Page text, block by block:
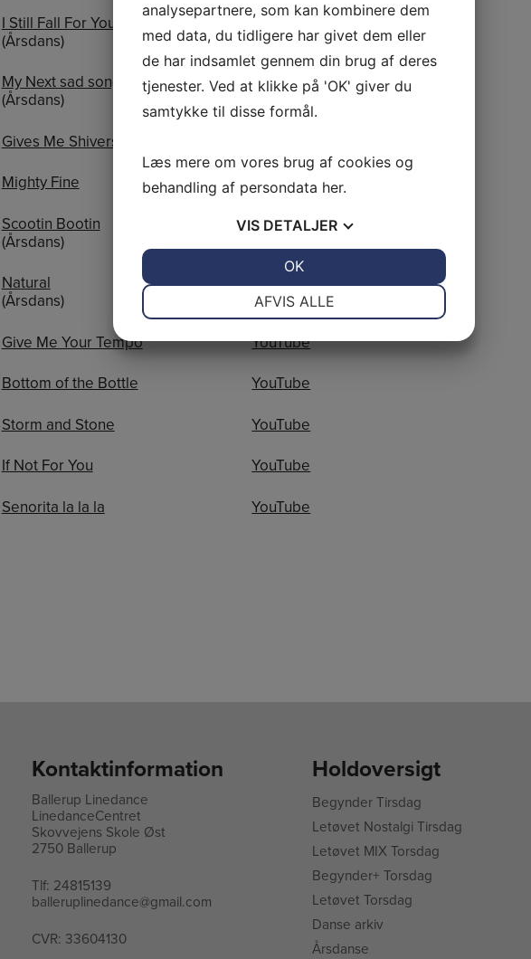
I Still Fall For You
(Årsdans)
YouTube
My Next sad song
(Årsdans)
YouTube
Gives Me Shivers
Mighty Fine
YouTube
Scootin Bootin
(Årsdans)
YouTube
Natural
(Årsdans)
YouTube
Give Me Your Tempo
YouTube
Bottom of the Bottle
YouTube
Storm and Stone
YouTube
If Not For You
YouTube
Senorita la la la YouTube
Kontaktinformation
Ballerup Linedance
LinedanceCentret
Skovvejens Skole Øst
2750 Ballerup
Tlf: 24815139
balleruplinedance@gmail.com
CVR: 33604130
Holdoversigt
Begynder Tirsdag
Letøvet Nostalgi Tirsdag
Letøvet MIX Torsdag
Begynder+ Torsdag
Letøvet Torsdag
Danse arkiv
Årsdanse
analysepartnere, som kan kombinere dem
med data, du tidligere har givet dem eller
de har indsamlet gennem din brug af deres
tjenester. Ved at klikke på 'OK' giver du
samtykke til disse formål.
Læs mere om vores brug af cookies og
behandling af persondata her.
VIS DETALJER
AFVIS ALLE
OK